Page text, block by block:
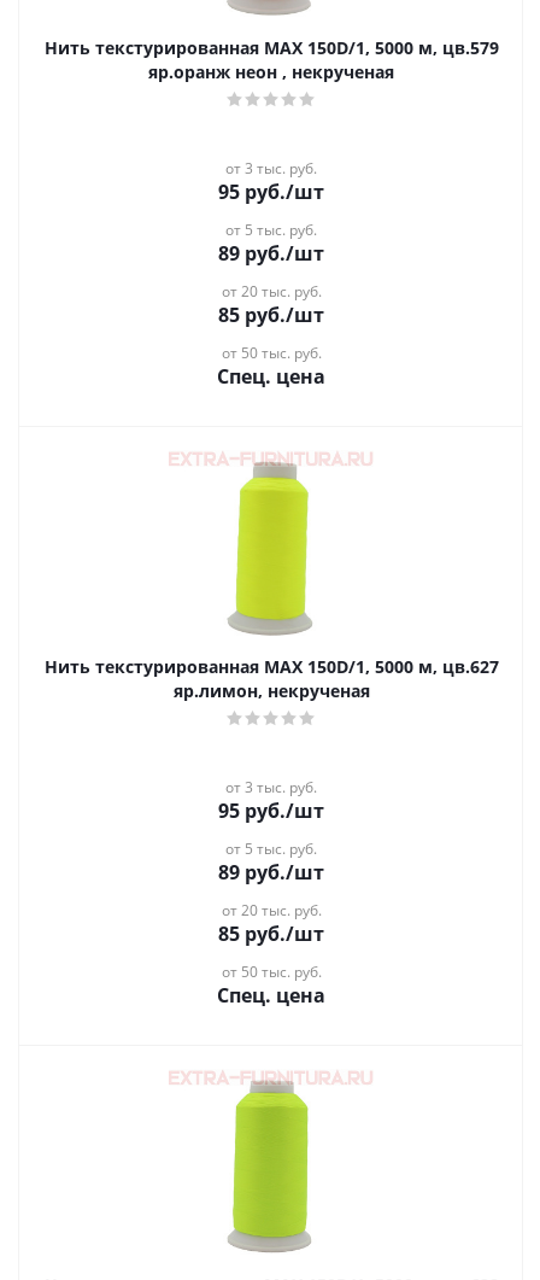
Нить текстурированная MAX 150D/1, 5000 м, цв.579
яр.оранж неон , некрученая
от 3 тыс. руб.
95 руб./шт
от 5 тыс. руб.
89 руб./шт
от 20 тыс. руб.
85 руб./шт
от 50 тыс. руб.
Спец. цена
Нить текстурированная MAX 150D/1, 5000 м, цв.627
яр.лимон, некрученая
от 3 тыс. руб.
95 руб./шт
от 5 тыс. руб.
89 руб./шт
от 20 тыс. руб.
85 руб./шт
от 50 тыс. руб.
Спец. цена